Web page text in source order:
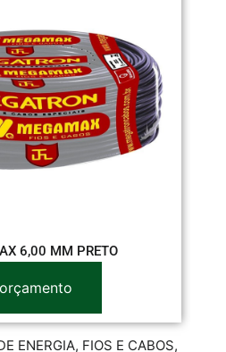
6,00 MM PRETO
ENERGIA, FIOS E CABOS,